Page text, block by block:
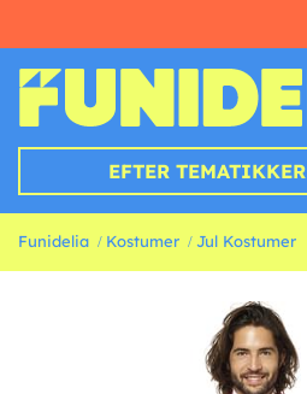
EFTER TEMATIKKER
Funidelia Kostumer Jul Kostumer